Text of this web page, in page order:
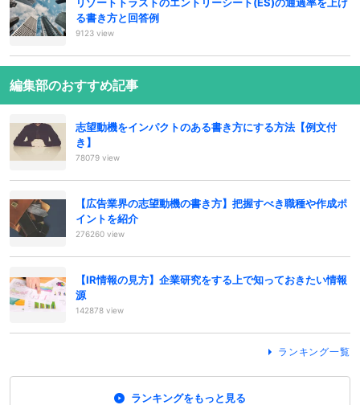
リゾートトラストのエントリーシート(ES)の通過率を上げ
る書き方と回答例
9123 view
編集部のおすすめ記事
志望動機をインパクトのある書き方にする方法【例文付
き】
78079 view
【広告業界の志望動機の書き方】把握すべき職種や作成ポ
イントを紹介
276260 view
【IR情報の見方】企業研究をする上で知っておきたい情報
源
142878 view
ランキング一覧
ランキングをもっと見る